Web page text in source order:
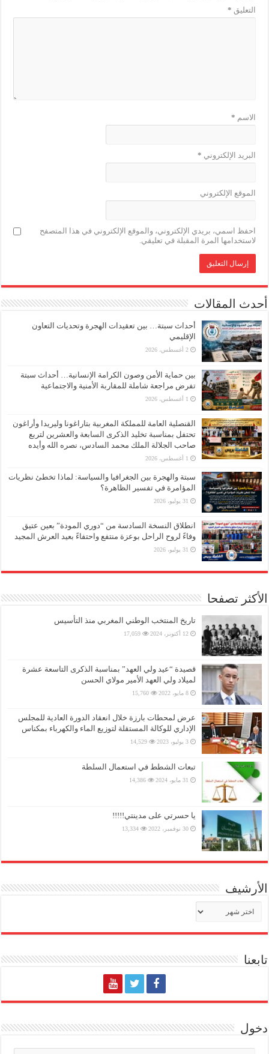
التعليق *
الاسم *
البريد الإلكتروني *
الموقع الإلكتروني
احفظ اسمي، بريدي الإلكتروني، والموقع الإلكتروني في هذا المتصفح
لاستخدامها المرة المقبلة في تعليقي.
أحدث المقالات
أحداث سبتة… بين تعقيدات الهجرة وتحديات التعاون
الإقليمي
2 أغسطس، 2026
بين حماية الأمن وصون الكرامة الإنسانية… أحداث سبتة
تفرض مراجعة شاملة للمقاربة الأمنية والاجتماعية
1 أغسطس، 2026
القنصلية العامة للمملكة المغربية بتاراغونا وليريدا وأراغون
تحتفل بمناسبة تخليد الذكرى السابعة والعشرين لتربع
صاحب الجلالة الملك محمد السادس، نصره الله وأيده
1 أغسطس، 2026
سبتة والهجرة بين الجغرافيا والسياسة: لماذا تخطئ نظريات
المؤامرة في تفسير الظاهرة؟
31 يوليو، 2026
انطلاق النسخة السادسة من “دوري المودة” بعين عتيق
وفاءً لروح الراحل بوعزة منتفع واحتفاءً بعيد العرش المجيد
31 يوليو، 2026
الأكثر تصفحا
تاريخ المنتخب الوطني المغربي منذ التأسيس
12 أكتوبر، 2024 17,059
قصيدة “عيد ولي العهد” بمناسبة الذكرى التاسعة عشرة
لميلاد ولي العهد الأمير مولاي الحسن
8 مايو، 2022 15,760
عرض لمحطات بارزة خلال انعقاد الدورة العادية للمجلس
الإداري للوكالة المستقلة لتوزيع الماء والكهرباء بمكناس
3 يوليو، 2023 14,529
تبعات الشطط في استعمال السلطة
31 مايو، 2024 14,386
يا حسرتي على مدينتي!!!!!
30 نوفمبر، 2022 13,334
الأرشيف
تابعنا
دخول